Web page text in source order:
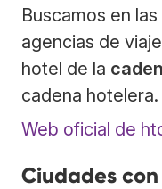
Buscamos en
agencias de
hotel de la
cadena hotelera.
Web oficial de
Ciudades